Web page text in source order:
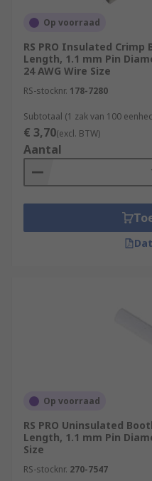
Op voorraad
RS PRO Insulated Crimp
Length, 1.1 mm Pin
24 AWG Wire Size
RS-stocknr. 178-7280
Subtotaal (1 zak van 100
€ 3,70(excl. BTW)
Aantal
Op voorraad
RS PRO Uninsulated
Length, 1.1 mm Pin
Size
RS-stocknr. 270-7547